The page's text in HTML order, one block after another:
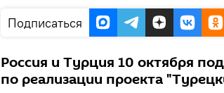
Подписаться
Россия и Турция 10 октября
по реализации проекта